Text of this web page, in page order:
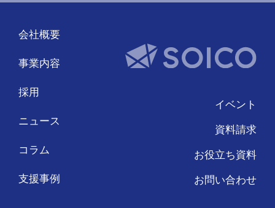
会社概要
事業内容
採用
ニュース
コラム
支援事例
イベント
資料請求
お役立ち資料
お問い合わせ